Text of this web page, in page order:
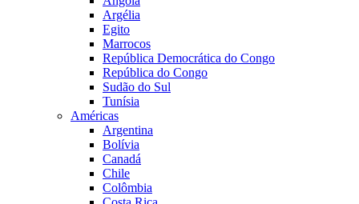
Argélia
Egito
Marrocos
República Democrática do Congo
República do Congo
Sudão do Sul
Tunísia
Américas
Argentina
Bolívia
Canadá
Chile
Colômbia